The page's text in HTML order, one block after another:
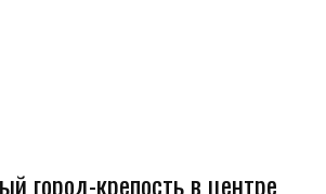
город-крепость в центре